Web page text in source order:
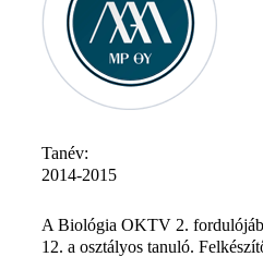
Tanév:
2014-2015
A Biológia OKTV 2.
12. a osztályos tanuló.